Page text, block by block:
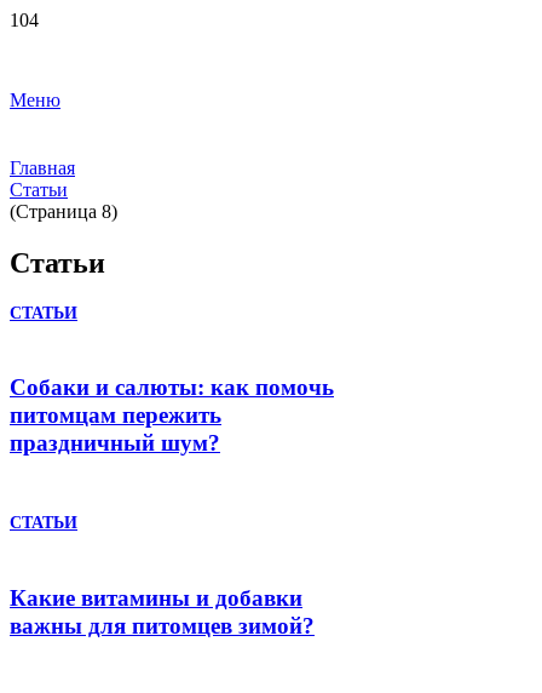
Меню
Главная
Статьи
(Страница 8)
Статьи
СТАТЬИ
Собаки и салюты: как помочь
питомцам пережить
праздничный шум?
СТАТЬИ
Какие витамины и добавки
важны для питомцев зимой?